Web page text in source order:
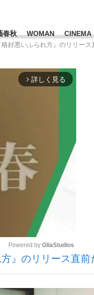
「最悪の空気のまま解
春秋 WOMAN CINEMA
岡毅
好悪いふられ方』のリリース
arrow_forward_ios 詳しく見る
Mute
Powered by GliaStudios
』のリリース直前